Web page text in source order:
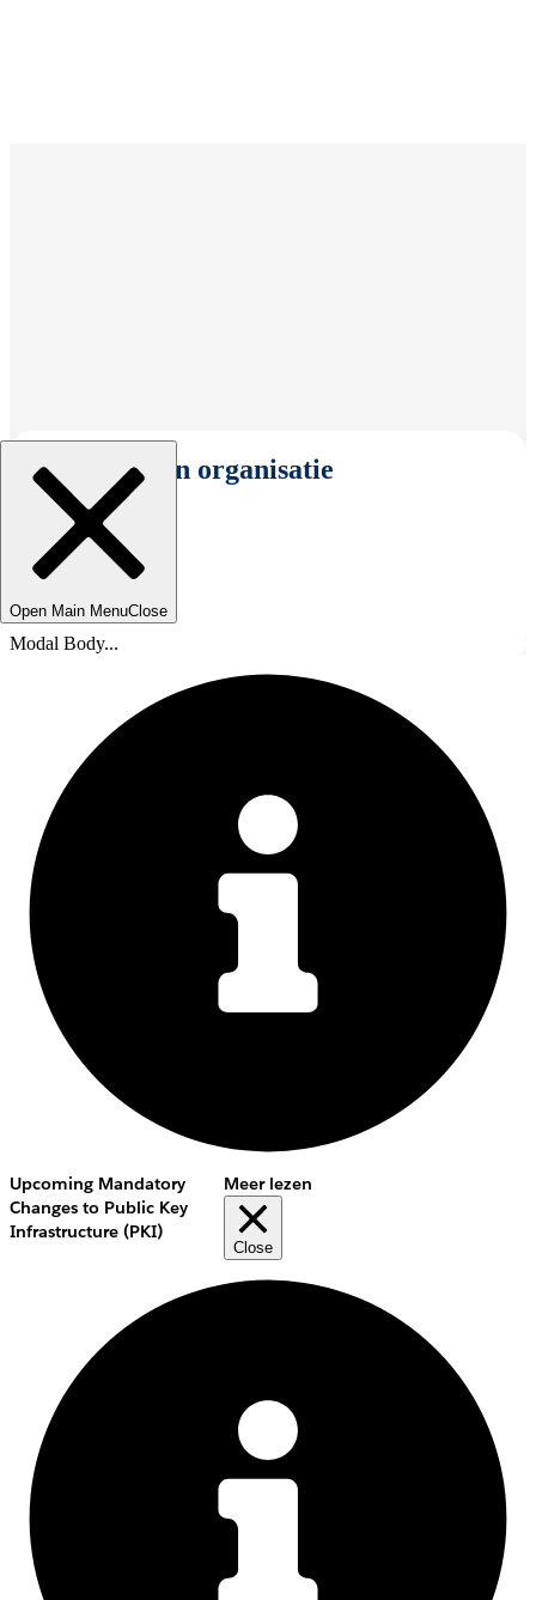
Selecteer een organisatie
Open Main MenuClose
Modal Body...
Upcoming Mandatory
Changes to Public Key
Infrastructure (PKI)
Meer lezen
Close